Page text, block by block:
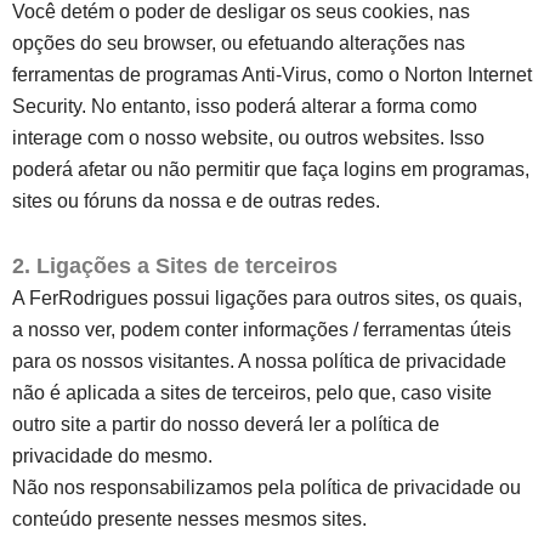
Você detém o poder de desligar os seus cookies, nas
opções do seu browser, ou efetuando alterações nas
ferramentas de programas Anti-Virus, como o Norton Internet
Security. No entanto, isso poderá alterar a forma como
interage com o nosso website, ou outros websites. Isso
poderá afetar ou não permitir que faça logins em programas,
sites ou fóruns da nossa e de outras redes.
2. Ligações a Sites de terceiros
A FerRodrigues possui ligações para outros sites, os quais,
a nosso ver, podem conter informações / ferramentas úteis
para os nossos visitantes. A nossa política de privacidade
não é aplicada a sites de terceiros, pelo que, caso visite
outro site a partir do nosso deverá ler a política de
privacidade do mesmo.
Não nos responsabilizamos pela política de privacidade ou
conteúdo presente nesses mesmos sites.